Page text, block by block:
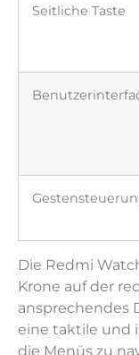
Seitliche Taste
Die Redmi
Krone auf der
ansprechendes
eine taktile und
die Menüs zu